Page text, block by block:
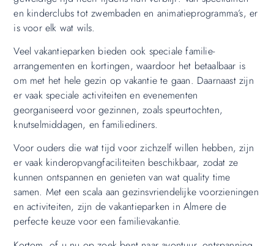
en kinderclubs tot zwembaden en animatieprogramma’s, er
is voor elk wat wils.
Veel vakantieparken bieden ook speciale familie-
arrangementen en kortingen, waardoor het betaalbaar is
om met het hele gezin op vakantie te gaan. Daarnaast zijn
er vaak speciale activiteiten en evenementen
georganiseerd voor gezinnen, zoals speurtochten,
knutselmiddagen, en familiediners.
Voor ouders die wat tijd voor zichzelf willen hebben, zijn
er vaak kinderopvangfaciliteiten beschikbaar, zodat ze
kunnen ontspannen en genieten van wat quality time
samen. Met een scala aan gezinsvriendelijke voorzieningen
en activiteiten, zijn de vakantieparken in Almere de
perfecte keuze voor een familievakantie.